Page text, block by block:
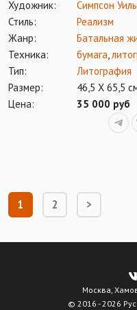
Художник:
Симпсон
Стиль:
Реализм
Жанр:
Батальная
Техника:
бумага
Тип:
Литография
Размер:
46,5 Х 65,5
Цена:
35 000 руб
1 2 >
Москва,
© 2016 - 2026